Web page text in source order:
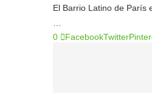
El Barrio Latino de París
0
FacebookTwitter